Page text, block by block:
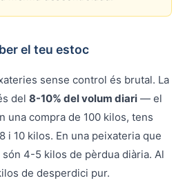
el teu estoc
sense control és brutal. La
del 8-10% del volum diari — el
una compra de 100 kilos, tens
i 10 kilos. En una peixateria que
4-5 kilos de pèrdua diària. Al
de desperdici pur.